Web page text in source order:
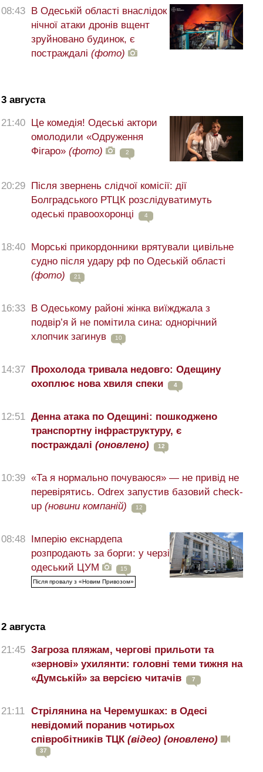
08:43 В Одеській області внаслідок
нічної атаки дронів вщент
зруйновано будинок, є
постраждалі (фото)
3 августа
21:40 Це комедія! Одеські актори
омолодили «Одруження
Фігаро» (фото) 2
20:29 Після звернень слідчої комісії: дії
Болградського РТЦК розслідуватимуть
одеські правоохоронці
4
18:40 Морські прикордонники врятували цивільне
судно після удару рф по Одеській області
(фото)
21
16:33 В Одеському районі жінка виїжджала з
подвір’я й не помітила сина: однорічний
хлопчик загинув
10
14:37 Прохолода тривала недовго: Одещину
охоплює нова хвиля спеки
4
12:51 Денна атака по Одещині: пошкоджено
транспортну інфраструктуру, є
постраждалі (оновлено) 12
10:39 «Та я нормально почуваюся» — не привід не
перевірятись. Odrex запустив базовий check-
up (новини компаній) 12
08:48 Імперію екснардепа
розпродають за борги: у черзі
одеський ЦУМ
15
Після провалу з «Новим Привозом»
2 августа
21:45 Загроза пляжам, чергові прильоти та
«зернові» ухилянти: головні теми тижня на
«Думській» за версією читачів
7
21:11
Стрілянина на Черемушках: в Одесі
невідомий поранив чотирьох
співробітників ТЦК (відео) (оновлено)
37